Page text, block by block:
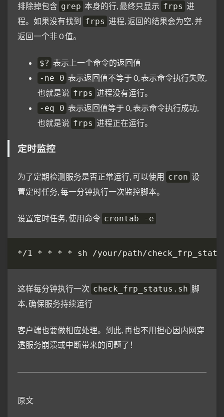
排除掉包含 grep 本身的行, 最终只显示 frps 进
程。如果没有找到 frps 进程, 返回的结果会为空, 并
返回一个非 0 值。
$? 表示上一个命令的返回值
-ne 0 表示返回值不等于 0, 表示命令执行失败,
也就是说 frps 进程没有运行。
-eq 0 表示返回值等于 0, 表示命令执行成功,
也就是说 frps 进程正在运行。
定时监控
为了定期检测服务是否正常运行, 可以使用 cron 设
置定时任务, 每一分钟执行一次监控脚本。
设置定时任务, 使用命令 crontab -e
这样每分钟执行一次 check_frp_status.sh 脚
本, 确保服务持续运行
客户端也要做相应处理。到此, 再也不用担心因内网穿
透服务崩溃或中断带来的问题了！
原文